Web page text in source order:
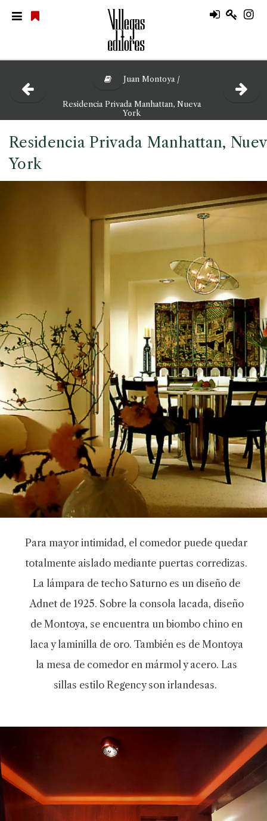
Juan Montoya /
Residencia Privada Manhattan, Nueva
York
Residencia Privada Manhattan,
York
Para mayor intimidad, el comedor puede quedar
totalmente aislado mediante puertas corredizas.
La lámpara de techo Saturno es un diseño de
Adnet de 1925. Sobre la consola lacada, diseño
de Montoya, se encuentra un biombo chino en
laca y laminilla de oro. También es de Montoya
la mesa de comedor en mármol y acero. Las
sillas estilo Regency son irlandesas.